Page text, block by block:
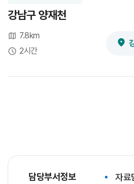
강남구 양재천
7.8km
2시간
담당부서정보 자료